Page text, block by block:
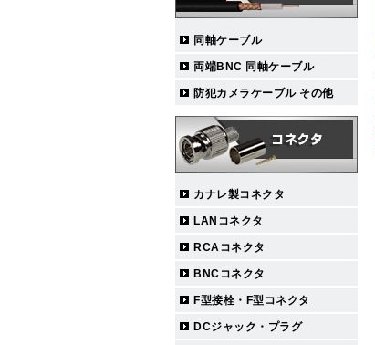
同軸ケーブル
両端BNC 同軸ケーブル
防犯カメラケーブル その他
カナレ製コネクタ
LANコネクタ
RCAコネクタ
BNCコネクタ
F型接栓・F型コネクタ
DCジャック・プラグ